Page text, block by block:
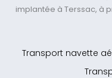
implantée à Terssac, à
Transport navette